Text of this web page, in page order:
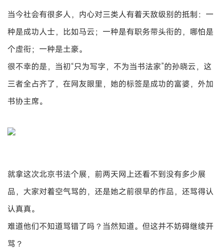
当今社会有很多人，内心对三类人有着天敌级别的抵制：一
种是成功人士，比如马云；一种是有职务带头衔的，哪怕是
个虚衔；一种是土豪。
很不幸的是，当初“只为写字，不为当书法家”的孙晓云，这
三者全占齐了，在网友眼里，她的标签是成功的富婆，外加
书协主席。
就拿这次北京书法个展，前两天网上还看不到没有多少展
品，大家对着空气骂的，还是她之前很早的作品，还骂得认
认真真。
难道他们不知道骂错了吗？当然知道。但这并不妨碍继续开
骂？